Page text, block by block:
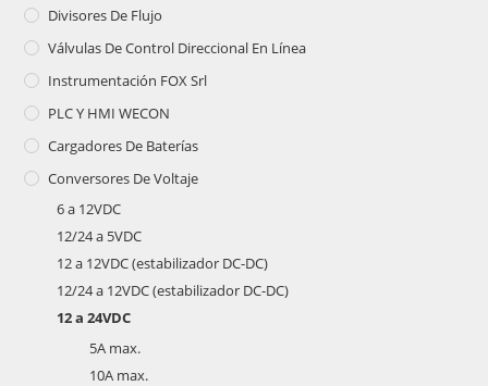
Divisores De Flujo
Válvulas De Control Direccional En Línea
Instrumentación FOX Srl
PLC Y HMI WECON
Cargadores De Baterías
Conversores De Voltaje
6 a 12VDC
12/24 a 5VDC
12 a 12VDC (estabilizador DC-DC)
12/24 a 12VDC (estabilizador DC-DC)
12 a 24VDC
5A max.
10A max.